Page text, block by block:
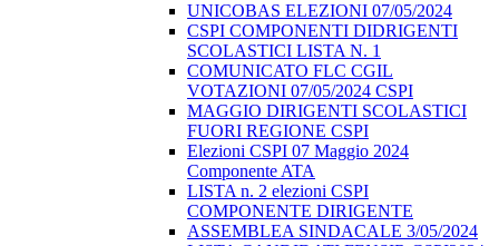
UNICOBAS ELEZIONI 07/05/2024
CSPI COMPONENTI DIDRIGENTI
SCOLASTICI LISTA N. 1
COMUNICATO FLC CGIL
VOTAZIONI 07/05/2024 CSPI
MAGGIO DIRIGENTI SCOLASTICI
FUORI REGIONE CSPI
Elezioni CSPI 07 Maggio 2024
Componente ATA
LISTA n. 2 elezioni CSPI
COMPONENTE DIRIGENTE
ASSEMBLEA SINDACALE 3/05/2024